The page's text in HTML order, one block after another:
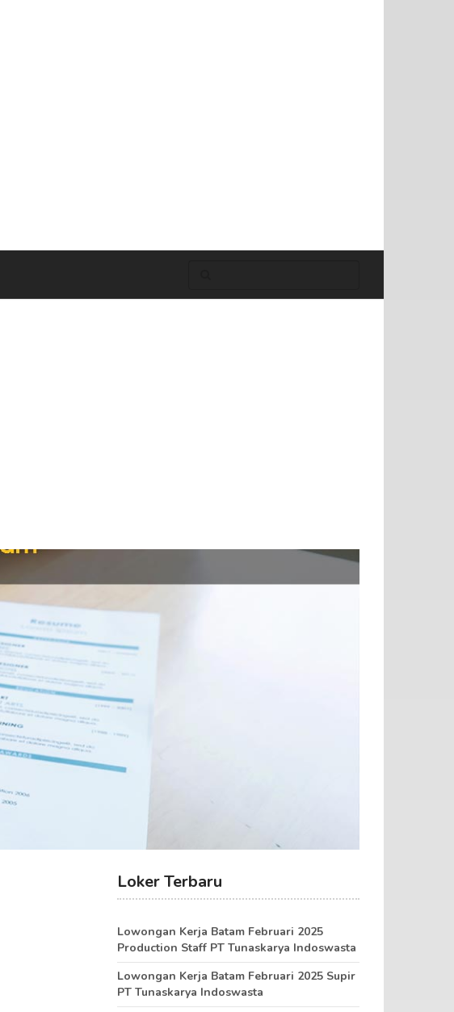
Loker Terbaru
Lowongan Kerja Batam Februari 2025
Production Staff PT Tunaskarya Indoswasta
Lowongan Kerja Batam Februari 2025 Supir
PT Tunaskarya Indoswasta